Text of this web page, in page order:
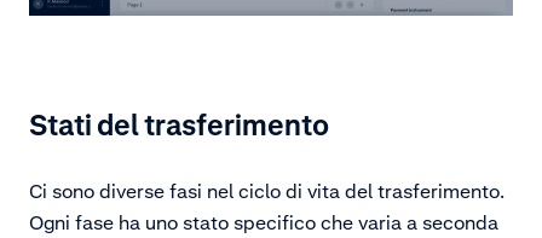
Stati del trasferimento
Ci sono diverse fasi nel ciclo di vita del trasferimento.
Ogni fase ha uno stato specifico che varia a seconda